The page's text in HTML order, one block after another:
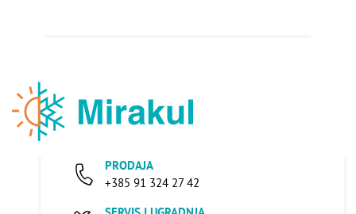
PRODAJA
+385 91 324 27 42